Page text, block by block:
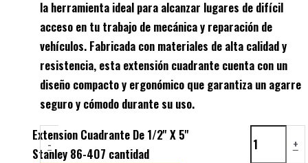
la herramienta ideal para alcanzar lugares de difícil
acceso en tu trabajo de mecánica y reparación de
vehículos. Fabricada con materiales de alta calidad y
resistencia, esta extensión cuadrante cuenta con un
diseño compacto y ergonómico que garantiza un agarre
seguro y cómodo durante su uso.
-
Extension Cuadrante De 1/2'' X 5''
Stanley 86-407 cantidad
+